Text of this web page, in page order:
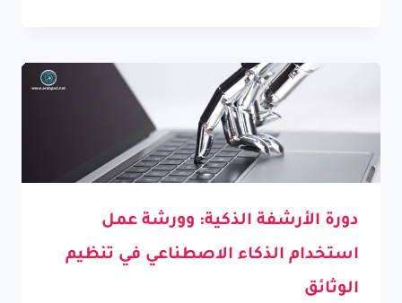
دورة الأرشفة الذكية: وورشة عمل
استخدام الذكاء الاصطناعي في تنظيم
الوثائق